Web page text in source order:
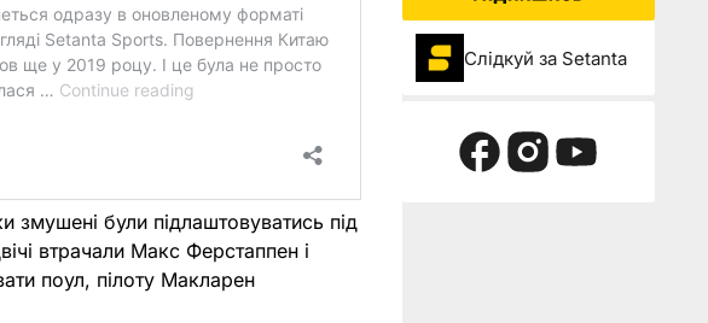
були підлаштовуватись під
втрачали Макс Ферстаппен і
поул, пілоту Макларен
Слідкуй за Setanta